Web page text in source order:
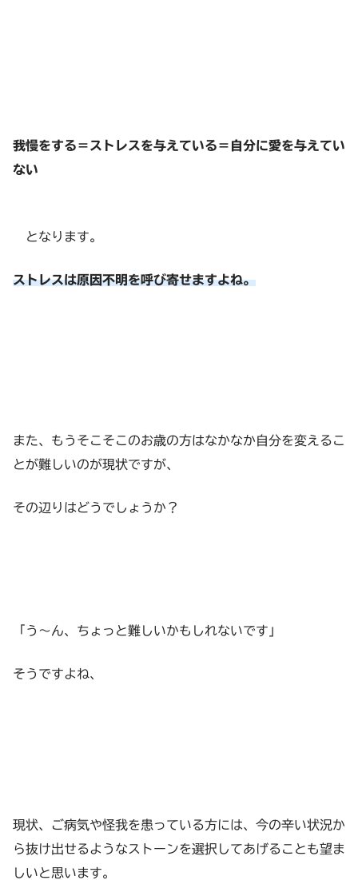
我慢をする＝ストレスを与えている＝自分に愛を与えてい
ない
となります。
ストレスは原因不明を呼び寄せますよね。
また、もうそこそこのお歳の方はなかなか自分を変えるこ
とが難しいのが現状ですが、
その辺りはどうでしょうか？
「う～ん、ちょっと難しいかもしれないです」
そうですよね、
現状、ご病気や怪我を患っている方には、今の辛い状況か
ら抜け出せるようなストーンを選択してあげることも望ま
しいと思います。